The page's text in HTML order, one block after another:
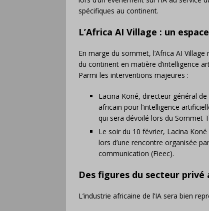
spécifiques au continent.
L’Africa AI Village : un
En marge du sommet, l’Africa AI
du continent en matière d’intelligence
Parmi les interventions majeures :
Lacina Koné, directeur général
africain pour l’intelligence
qui sera dévoilé lors du Sommet
Le soir du 10 février, Lacina
lors d’une rencontre organisée
communication (Fieec).
Des figures du secteur
L’industrie africaine de l’IA sera bien